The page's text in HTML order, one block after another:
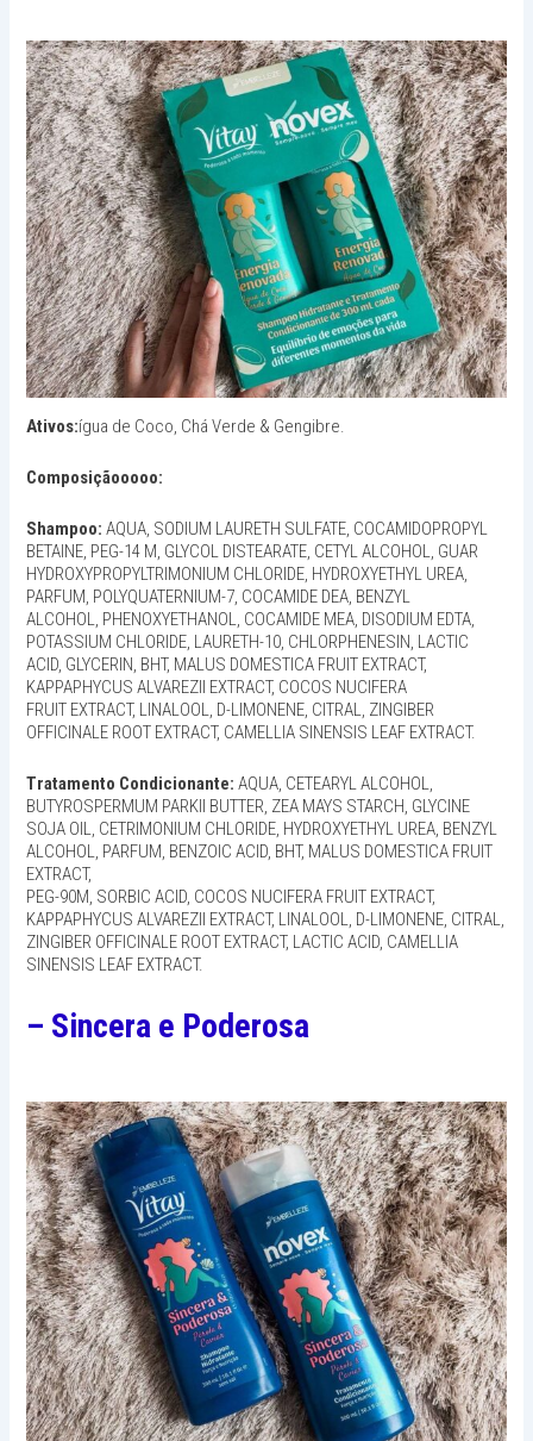
Ativos:ígua de Coco, Chá Verde & Gengibre.
Composiçãooooo:
Shampoo: AQUA, SODIUM LAURETH SULFATE, COCAMIDOPROPYL
BETAINE, PEG-14 M, GLYCOL DISTEARATE, CETYL ALCOHOL, GUAR
HYDROXYPROPYLTRIMONIUM CHLORIDE, HYDROXYETHYL UREA,
PARFUM, POLYQUATERNIUM-7, COCAMIDE DEA, BENZYL
ALCOHOL, PHENOXYETHANOL, COCAMIDE MEA, DISODIUM EDTA,
POTASSIUM CHLORIDE, LAURETH-10, CHLORPHENESIN, LACTIC
ACID, GLYCERIN, BHT, MALUS DOMESTICA FRUIT EXTRACT,
KAPPAPHYCUS ALVAREZII EXTRACT, COCOS NUCIFERA
FRUIT EXTRACT, LINALOOL, D-LIMONENE, CITRAL, ZINGIBER
OFFICINALE ROOT EXTRACT, CAMELLIA SINENSIS LEAF EXTRACT.
Tratamento Condicionante: AQUA, CETEARYL ALCOHOL,
BUTYROSPERMUM PARKII BUTTER, ZEA MAYS STARCH, GLYCINE
SOJA OIL, CETRIMONIUM CHLORIDE, HYDROXYETHYL UREA, BENZYL
ALCOHOL, PARFUM, BENZOIC ACID, BHT, MALUS DOMESTICA FRUIT
EXTRACT,
PEG-90M, SORBIC ACID, COCOS NUCIFERA FRUIT EXTRACT,
KAPPAPHYCUS ALVAREZII EXTRACT, LINALOOL, D-LIMONENE, CITRAL,
ZINGIBER OFFICINALE ROOT EXTRACT, LACTIC ACID, CAMELLIA
SINENSIS LEAF EXTRACT.
– Sincera e Poderosa